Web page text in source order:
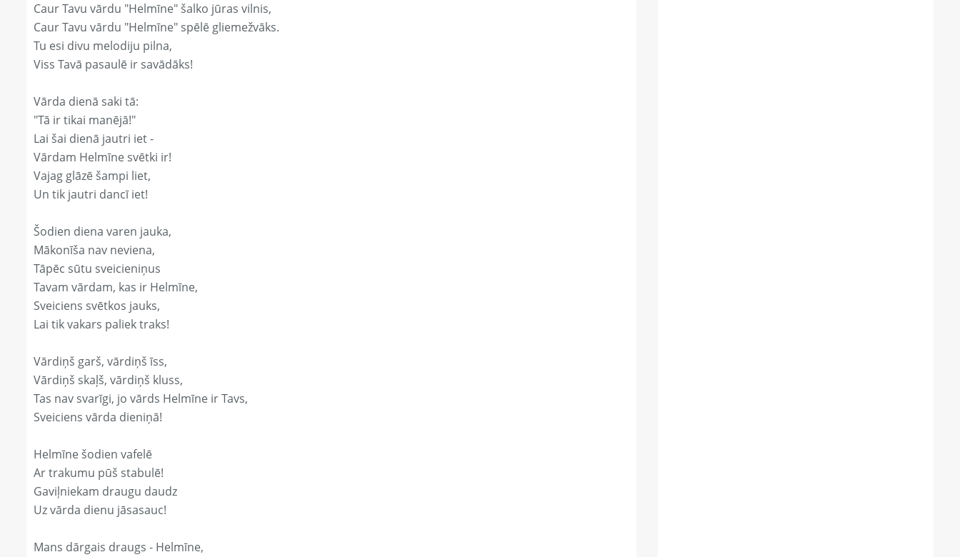
Caur Tavu vārdu "Helmīne" šalko jūras vilnis,
Caur Tavu vārdu "Helmīne" spēlē gliemežvāks.
Tu esi divu melodiju pilna,
Viss Tavā pasaulē ir savādāks!
Vārda dienā saki tā:
"Tā ir tikai manējā!"
Lai šai dienā jautri iet -
Vārdam Helmīne svētki ir!
Vajag glāzē šampi liet,
Un tik jautri dancī iet!
Šodien diena varen jauka,
Mākonīša nav neviena,
Tāpēc sūtu sveicieniņus
Tavam vārdam, kas ir Helmīne,
Sveiciens svētkos jauks,
Lai tik vakars paliek traks!
Vārdiņš garš, vārdiņš īss,
Vārdiņš skaļš, vārdiņš kluss,
Tas nav svarīgi, jo vārds Helmīne ir Tavs,
Sveiciens vārda dieniņā!
Helmīne šodien vafelē
Ar trakumu pūš stabulē!
Gaviļniekam draugu daudz
Uz vārda dienu jāsasauc!
Mans dārgais draugs - Helmīne,